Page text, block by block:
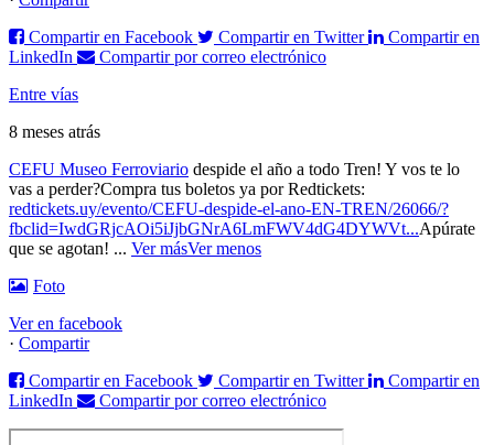
Compartir en Facebook
Compartir en Twitter
Compartir en
LinkedIn
Compartir por correo electrónico
Entre vías
8 meses atrás
CEFU Museo Ferroviario despide el año a todo Tren! Y vos te lo
vas a perder?Compra tus boletos ya por Redtickets:
redtickets.uy/evento/CEFU-despide-el-ano-EN-TREN/26066/?
fbclid=IwdGRjcAOi5iJjbGNrA6LmFWV4dG4DYWVt...Apúrate
que se agotan! ... Ver másVer menos
Foto
Ver en facebook
· Compartir
Compartir en Facebook
Compartir en Twitter
Compartir en
LinkedIn
Compartir por correo electrónico